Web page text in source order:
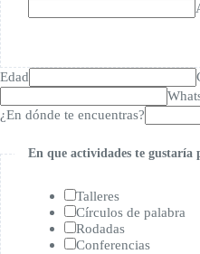
Edad
¿En dónde te encuentras?
En que actividades te
Talleres
Círculos de palabra
Rodadas
Conferencias